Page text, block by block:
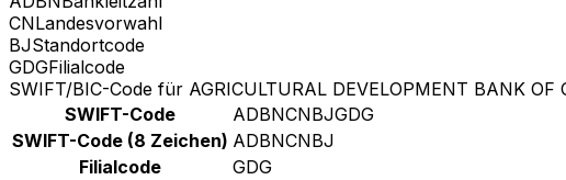
CNLandesvorwahl
BJStandortcode
GDGFilialcode
SWIFT/BIC-Code für AGRICULTURAL DEVELOPMENT BANK OF
SWIFT-Code
ADBNCNBJGDG
SWIFT-Code (8 Zeichen) ADBNCNBJ
Filialcode
GDG